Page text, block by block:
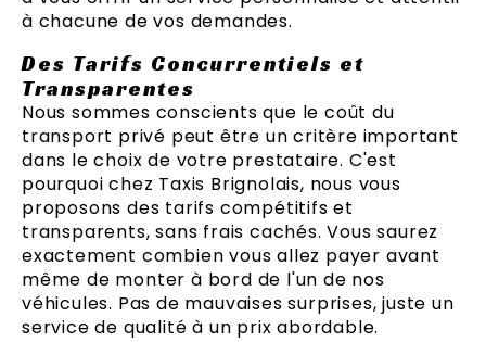
à chacune de vos demandes.
Des Tarifs Concurrentiels et
Transparentes
Nous sommes conscients que le coût du
transport privé peut être un critère important
dans le choix de votre prestataire. C'est
pourquoi chez Taxis Brignolais, nous vous
proposons des tarifs compétitifs et
transparents, sans frais cachés. Vous saurez
exactement combien vous allez payer avant
même de monter à bord de l'un de nos
véhicules. Pas de mauvaises surprises, juste un
service de qualité à un prix abordable.